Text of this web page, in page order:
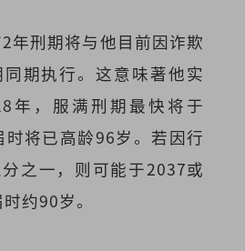
年刑期将与他目前因诈欺
期执行。这意味著他实
年，服满刑期最快将于
将已高龄96岁。若因行
之一，则可能于2037或
约90岁。